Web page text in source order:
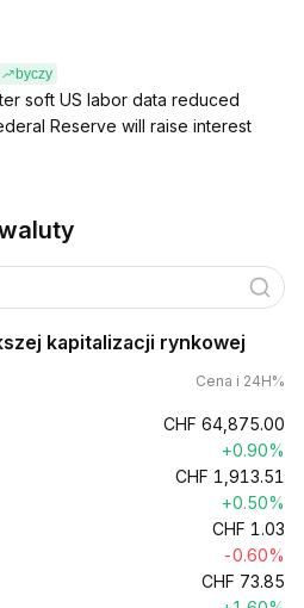
byczy
soft US labor data reduced
Reserve will raise interest
kapitalizacji rynkowej
Cena i 24H%
CHF 64,875.00
+0.90%
CHF 1,913.51
+0.50%
CHF 1.03
-0.60%
CHF 73.85